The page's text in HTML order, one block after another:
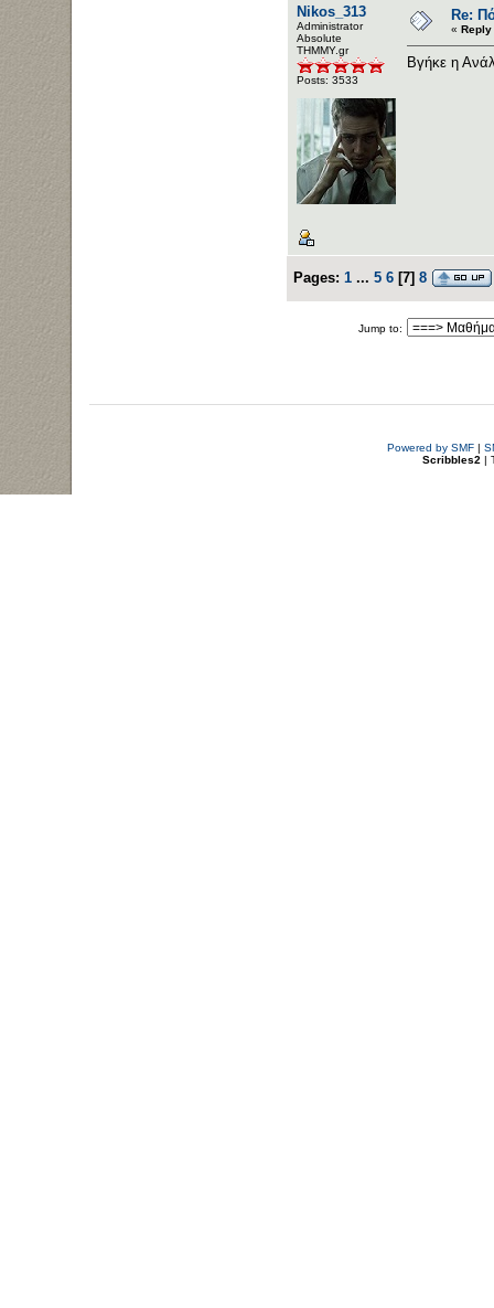
Nikos_313
Administrator
Αbsolute
ΤΗΜΜΥ.gr
Posts: 3533
Re:
« Reply
Βγήκε η
Pages: 1 ... 5 6 [7] 8
Jump to:
Powered by SMF|
Scribbles2 |